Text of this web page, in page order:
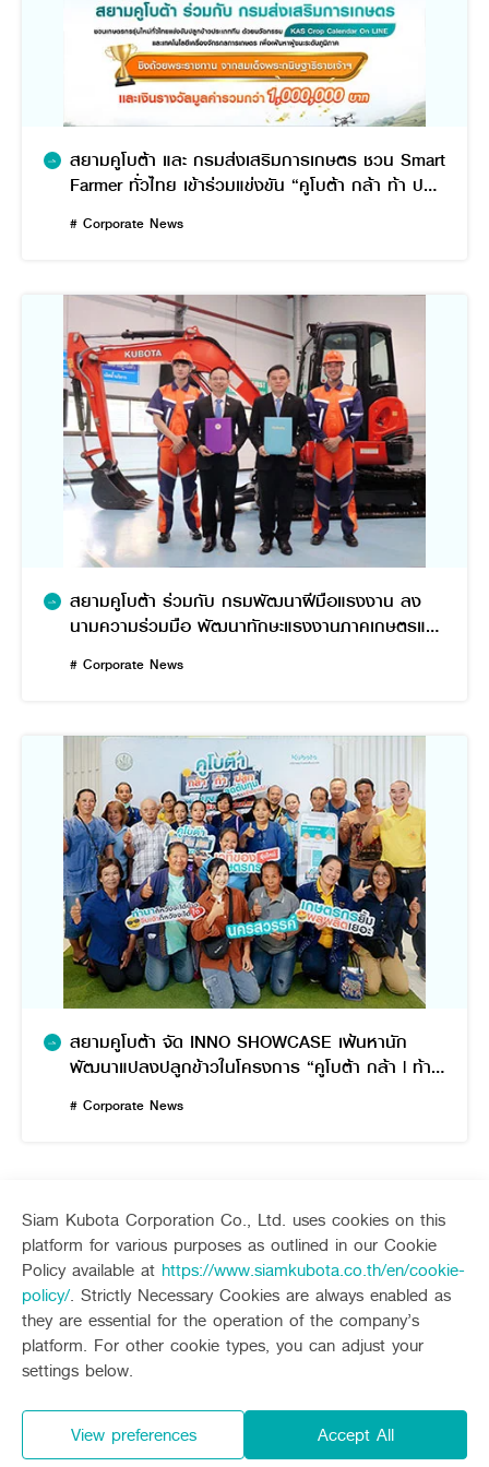
Siam Kubota Corporation Co., Ltd. uses cookies on this
platform for various purposes as outlined in our Cookie
Policy available at https://www.siamkubota.co.th/en/cookie-
policy/. Strictly Necessary Cookies are always enabled as
they are essential for the operation of the company’s
platform. For other cookie types, you can adjust your
settings below.
Accept All
View preferences
สยามคูโบต้า และ กรมส่งเสริมการเกษตร ชวน Smart
Farmer ทั่วไทย เข้าร่วมแข่งขัน “คูโบต้า กล้า ท้า ปลูก
ปี 2”
# Corporate News
สยามคูโบต้า ร่วมกับ กรมพัฒนาฝีมือแรงงาน ลง
นามความร่วมมือ พัฒนาทักษะแรงงานภาคเกษตรและ
ก่อสร้าง รองรับการจ้างงาน
# Corporate News
สยามคูโบต้า จัด INNO SHOWCASE เฟ้นหานัก
พัฒนาแปลงปลูกข้าวในโครงการ “คูโบต้า กล้า | ท้า |
ปลูก” ปีที่ 2
# Corporate News
Sitemap
Agriculture
Tractor
Tractor implement
Combine Harvester
Transplant Accessory
Diesel Engine
Power Tiller
Construction
Mini-excavator
Mini-excavator Implement
Agricultural Innovation
Follow up channel KUBOTA CONNECT :
Privacy Policy Privacy Policy and Consent